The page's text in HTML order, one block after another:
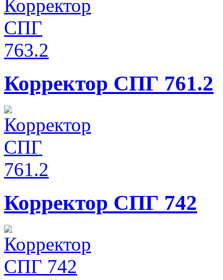
Корректор СПГ 761.2
Корректор СПГ 742